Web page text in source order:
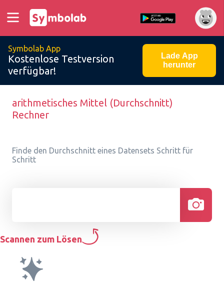
Symbolab App
Kostenlose Testversion
verfügbar!
Lade App
herunter
arithmetisches Mittel (Durchschnitt)
Rechner
Finde den Durchschnitt eines Datensets Schritt für
Schritt
Scannen zum Lösen